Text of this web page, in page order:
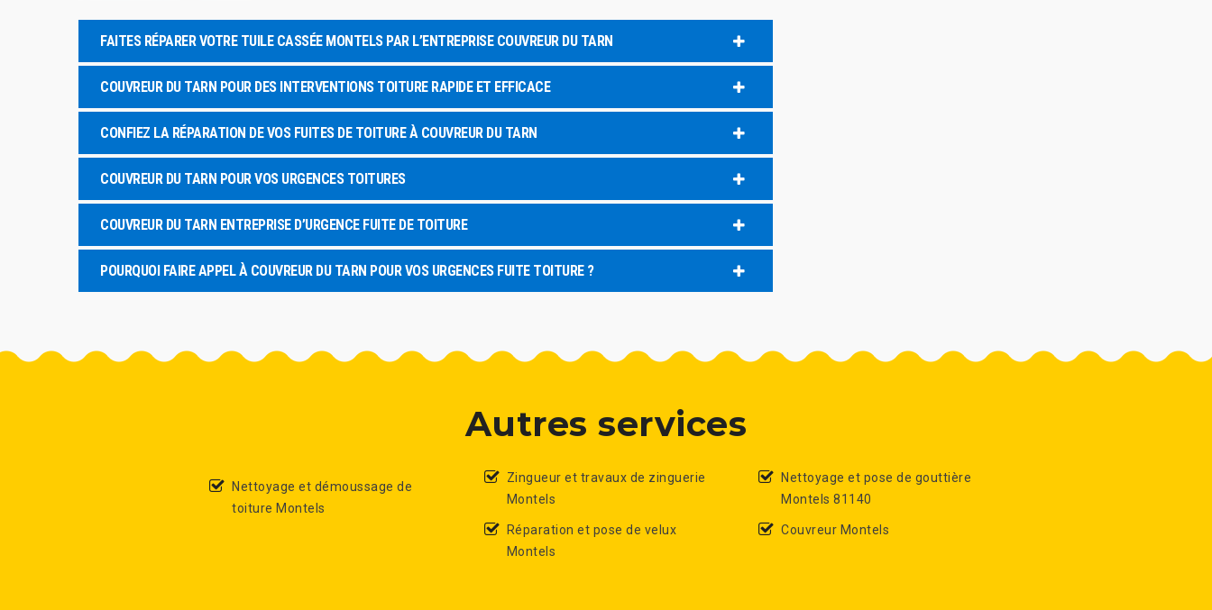
FAITES RÉPARER VOTRE TUILE CASSÉE MONTELS PAR L’ENTREPRISE COUVREUR DU TARN
COUVREUR DU TARN POUR DES INTERVENTIONS TOITURE RAPIDE ET EFFICACE
CONFIEZ LA RÉPARATION DE VOS FUITES DE TOITURE À COUVREUR DU TARN
COUVREUR DU TARN POUR VOS URGENCES TOITURES
COUVREUR DU TARN ENTREPRISE D’URGENCE FUITE DE TOITURE
POURQUOI FAIRE APPEL À COUVREUR DU TARN POUR VOS URGENCES FUITE TOITURE ?
Autres services
Nettoyage et démoussage de
toiture Montels
Zingueur et travaux de zinguerie
Montels
Réparation et pose de velux
Montels
Nettoyage et pose de gouttière
Montels 81140
Couvreur Montels